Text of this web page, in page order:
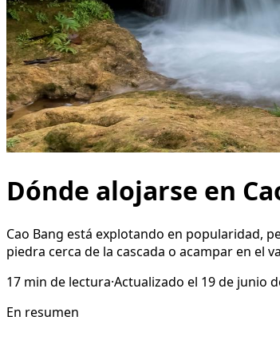
Dónde alojarse en
Cao Bang está explotando en popularidad,
piedra cerca de la cascada o acampar en el
17 min de lectura·Actualizado el 19 de junio
En resumen